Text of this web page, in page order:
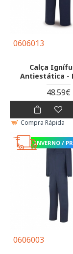
0606013
Calça
Antiestática -
48.59€
Compra Rápida
INVERNO /
0606003